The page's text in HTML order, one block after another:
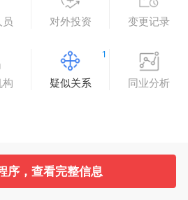
员 对外投资 变更记录
构
1
疑似关系 同业分析
序，查看完整信息